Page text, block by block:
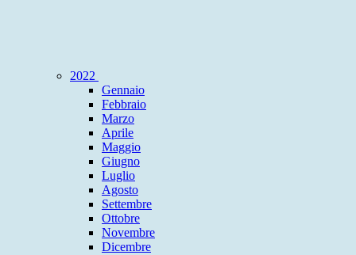
2022
Gennaio
Febbraio
Marzo
Aprile
Maggio
Giugno
Luglio
Agosto
Settembre
Ottobre
Novembre
Dicembre